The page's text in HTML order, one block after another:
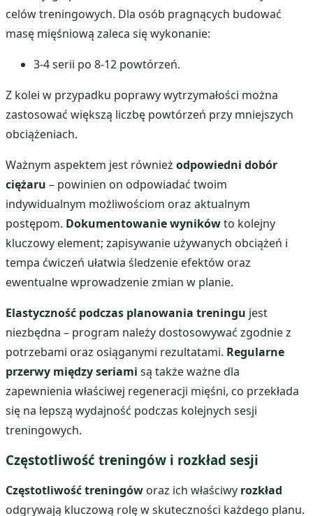
celów treningowych. Dla osób pragnących budować
masę mięśniową zaleca się wykonanie:
3-4 serii po 8-12 powtórzeń.
Z kolei w przypadku poprawy wytrzymałości można
zastosować większą liczbę powtórzeń przy mniejszych
obciążeniach.
Ważnym aspektem jest również odpowiedni dobór
ciężaru – powinien on odpowiadać twoim
indywidualnym możliwościom oraz aktualnym
postępom. Dokumentowanie wynikówto kolejny
kluczowy element; zapisywanie używanych obciążeń i
tempa ćwiczeń ułatwia śledzenie efektów oraz
ewentualne wprowadzenie zmian w planie.
Elastyczność podczas planowania treningu jest
niezbędna – program należy dostosowywać zgodnie z
potrzebami oraz osiąganymi rezultatami. Regularne
przerwy między seriami są także ważne dla
zapewnienia właściwej regeneracji mięśni, co przekłada
się na lepszą wydajność podczas kolejnych sesji
treningowych.
Częstotliwość treningów i rozkład sesji
Częstotliwość treningów oraz ich właściwy rozkład
odgrywają kluczową rolę w skuteczności każdego planu.